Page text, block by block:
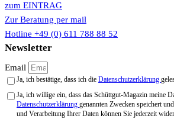
zum EINTRAG
Zur Beratung per mail
Hotline +49 (0) 611 788 88 52
Newsletter
Email
Ja, ich bestätige, dass ich die Datenschutzerklärung
Ja, ich willige ein, dass das Schüttgut-Magazin meine
Datenschutzerklärung genannten Zwecken speichert
und Verarbeitung Ihrer Daten können Sie jederzeit